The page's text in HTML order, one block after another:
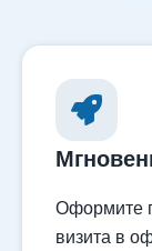
Оформите
визита в